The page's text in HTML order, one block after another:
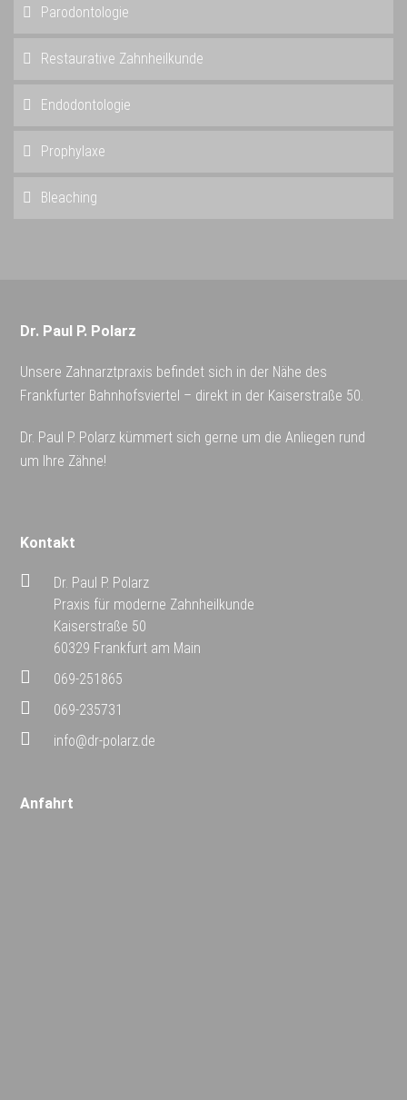
Parodontologie
Restaurative Zahnheilkunde
Endodontologie
Prophylaxe
Bleaching
Dr. Paul P. Polarz
Unsere Zahnarztpraxis befindet sich in der Nähe des
Frankfurter Bahnhofsviertel – direkt in der Kaiserstraße 50.
Dr. Paul P. Polarz kümmert sich gerne um die Anliegen rund
um Ihre Zähne!
Kontakt
Dr. Paul P. Polarz
Praxis für moderne Zahnheilkunde
Kaiserstraße 50
60329 Frankfurt am Main
069-251865
069-235731
info@dr-polarz.de
Anfahrt